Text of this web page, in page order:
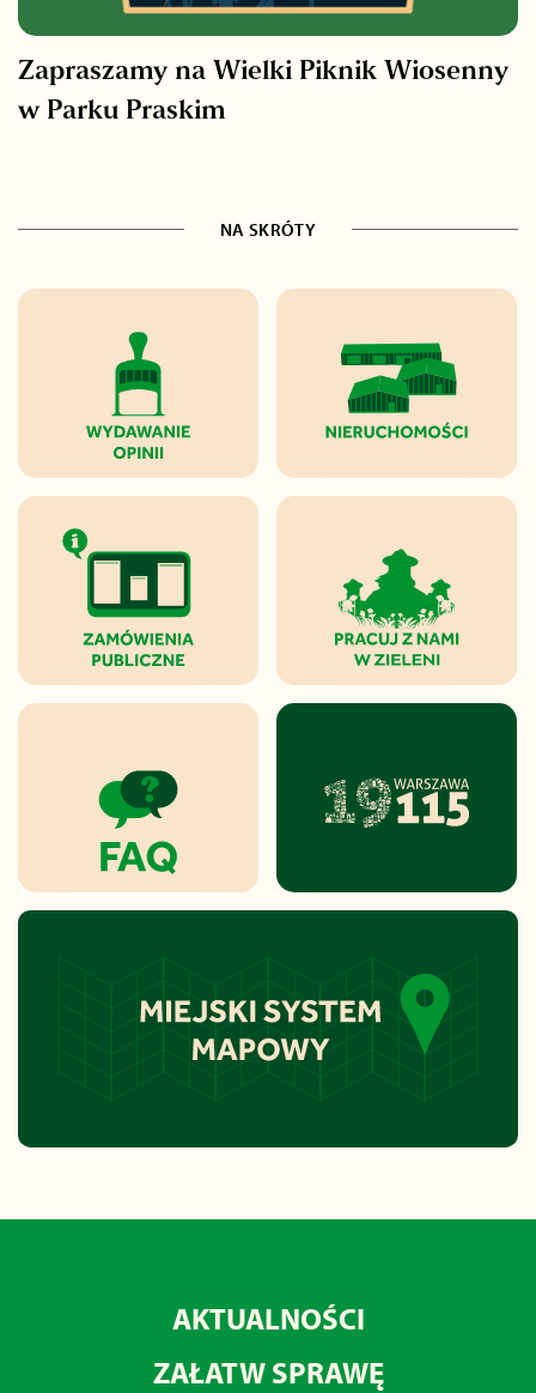
Zapraszamy na Wielki Piknik Wiosenny
w Parku Praskim
NA SKRÓTY
AKTUALNOŚCI
ZAŁATW SPRAWĘ